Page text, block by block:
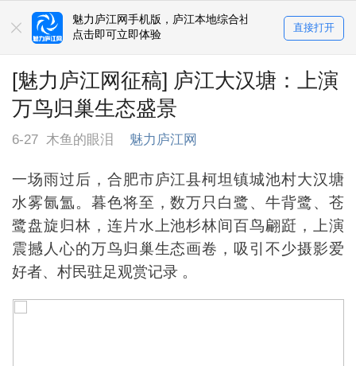
魅力庐江网手机版，庐江本地综合社区
点击即可立即体验
直接打开
[魅力庐江网征稿] 庐江大汉塘：上演
万鸟归巢生态盛景
6-27 木鱼的眼泪 魅力庐江网
一场雨过后，合肥市庐江县柯坦镇城池村大汉塘
水雾氤氲。暮色将至，数万只白鹭、牛背鹭、苍
鹭盘旋归林，连片水上池杉林间百鸟翩跹，上演
震撼人心的万鸟归巢生态画卷，吸引不少摄影爱
好者、村民驻足观赏记录 。